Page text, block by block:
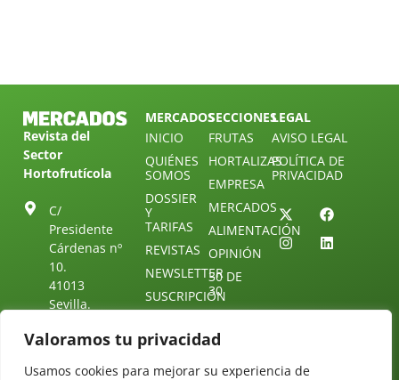
Valoramos tu privacidad
Usamos cookies para mejorar su experiencia de
Revista del
Sector
Hortofrutícola
C/
Presidente
Cárdenas nº
10.
41013
Sevilla.
Tel: (+34) 954
25 88 51
MERCADOS
INICIO
QUIÉNES
SOMOS
DOSSIER
Y
TARIFAS
REVISTAS
NEWSLETTER
SUSCRIPCIÓN
NUESTRO
TELEGRAM
CONTACTO
SECCIONES
FRUTAS
HORTALIZAS
EMPRESA
MERCADOS
ALIMENTACIÓN
OPINIÓN
30 DE
30
DIRECTORIO
LEGAL
AVISO LEGAL
POLÍTICA DE
PRIVACIDAD